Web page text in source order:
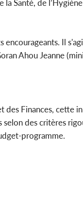
Santé, de
encourageants. Il
Ahou Jeanne
des Finances, cette
selon des critères
programme.